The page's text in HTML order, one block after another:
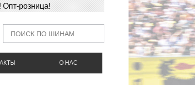
розница!
О НАС